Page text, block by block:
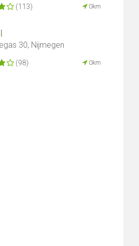
(113) 0km
30, Nijmegen
(98) 0km